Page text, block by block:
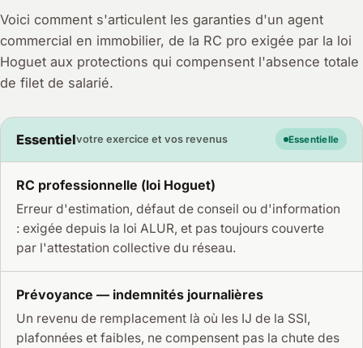
Voici comment s'articulent les garanties d'un agent
commercial en immobilier, de la RC pro exigée par la loi
Hoguet aux protections qui compensent l'absence totale
de filet de salarié.
Essentielvotre exercice et vos revenus Essentielle
RC professionnelle (loi Hoguet)
Erreur d'estimation, défaut de conseil ou d'information
: exigée depuis la loi ALUR, et pas toujours couverte
par l'attestation collective du réseau.
Prévoyance — indemnités journalières
Un revenu de remplacement là où les IJ de la SSI,
plafonnées et faibles, ne compensent pas la chute des